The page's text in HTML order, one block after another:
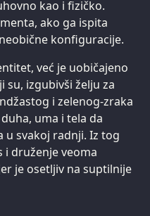
kao i fizičko.
ako ga ispita
konfiguracije.
već je uobičajeno
izgubivši želju za
i zelenog-zraka
uma i tela da
u svakoj radnji. Iz tog
i druženje veoma
je osetljiv na suptilnije